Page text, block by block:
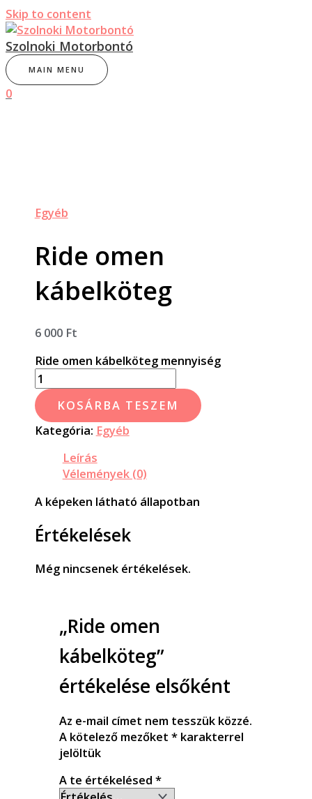
Skip to content
Szolnoki Motorbontó
MAIN MENU
0
Egyéb
Ride omen
kábelköteg
6 000 Ft
Ride omen kábelköteg mennyiség
KOSÁRBA TESZEM
Kategória: Egyéb
Leírás
Vélemények (0)
A képeken látható állapotban
Értékelések
Még nincsenek értékelések.
„Ride omen
kábelköteg”
értékelése elsőként
Az e-mail címet nem tesszük közzé.
A kötelező mezőket *karakterrel
jelöltük
A te értékelésed *